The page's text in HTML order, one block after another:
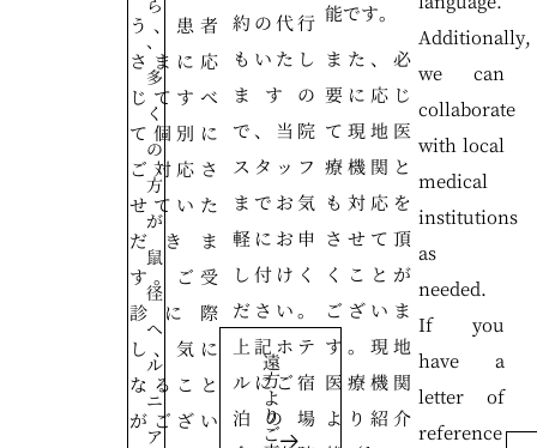
、
多
く
の
方
が
鼠
径
ヘ
ル
ニ
ア
う、患者
さまに応
じてすべ
て個別に
ご対応さ
せていた
だきま
す。ご受
診に際
し、気に
なること
がござい
遠
方
よ
り
ご
約の代行
もいたし
ますの
で、当院
スタッフ
までお気
軽にお申
し付けく
ださい。
上記ホテ
ルにご宿
泊の場
能です。
また、必
要に応じ
て現地医
療機関と
も対応を
させて頂
くことが
ございま
す。現地
医療機関
より紹介
Additionally,
we can
collaborate
with local
medical
institutions
as
needed.
If you
have a
letter of
reference